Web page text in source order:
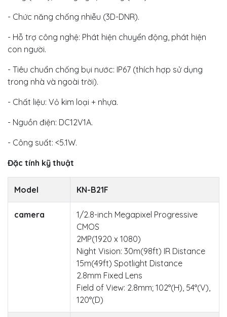
- Chức năng chống nhiễu (3D-DNR).
- Hỗ trợ công nghệ: Phát hiện chuyển động, phát hiện
con người.
- Tiêu chuẩn chống bụi nước: IP67 (thích hợp sử dụng
trong nhà và ngoài trời).
- Chất liệu: Vỏ kim loại + nhựa.
- Nguồn điện: DC12V1A.
- Công suất: <5.1W.
Đặc tính kỹ thuật
Model KN-B21F
camera
1/2.8-inch Megapixel Progressive
CMOS
2MP(1920 x 1080)
Night Vision: 30m(98ft) IR Distance
15m(49ft) Spotlight Distance
2.8mm Fixed Lens
Field of View: 2.8mm; 102°(H), 54°(V),
120°(D)